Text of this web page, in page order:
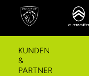
KUNDEN
&
PARTNER